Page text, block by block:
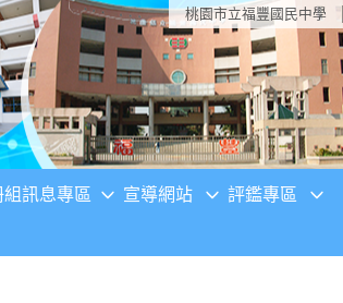
桃園市立福豐國民中學
組訊息專區 宣導網站 評鑑專區